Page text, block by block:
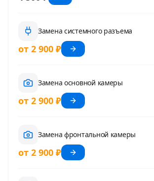
Замена системного разъема
от 2 900 ₽
Замена основной камеры
от 2 900 ₽
Замена фронтальной камеры
от 2 900 ₽